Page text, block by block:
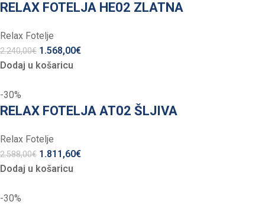
RELAX FOTELJA HE02 ZLATNA
Relax Fotelje
2.240,00€ 1.568,00€
Dodaj u košaricu
-30%
RELAX FOTELJA AT02 ŠLJIVA
Relax Fotelje
2.588,00€ 1.811,60€
Dodaj u košaricu
-30%